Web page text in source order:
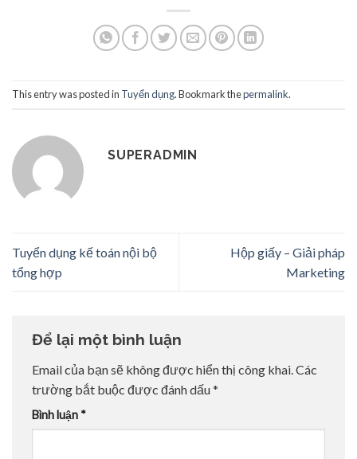
This entry was posted in Tuyển dụng. Bookmark thepermalink.
SUPERADMIN
Tuyển dụng kế toán nội bộ
tổng hợp
Hộp giấy – Giải pháp
Marketing
Để lại một bình luận
Email của bạn sẽ không được hiển thị công khai.Các
trường bắt buộc được đánh dấu*
Bình luận *